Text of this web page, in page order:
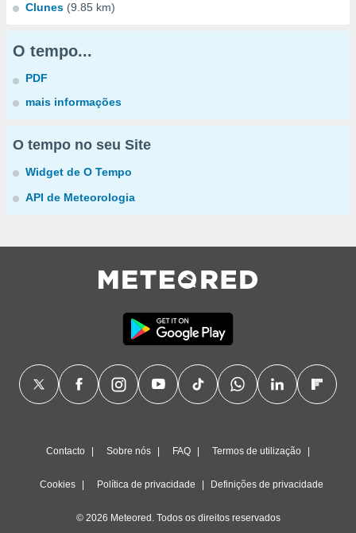
Clunes (9.85 km)
O tempo...
PDF
mais informações
O tempo no seu Site
Widget de O Tempo
API de Meteorologia
Contacto Sobre nós FAQ Termos de utilização
Cookies Política de privacidade Definições de privacidade
© 2026 Meteored. Todos os direitos reservados